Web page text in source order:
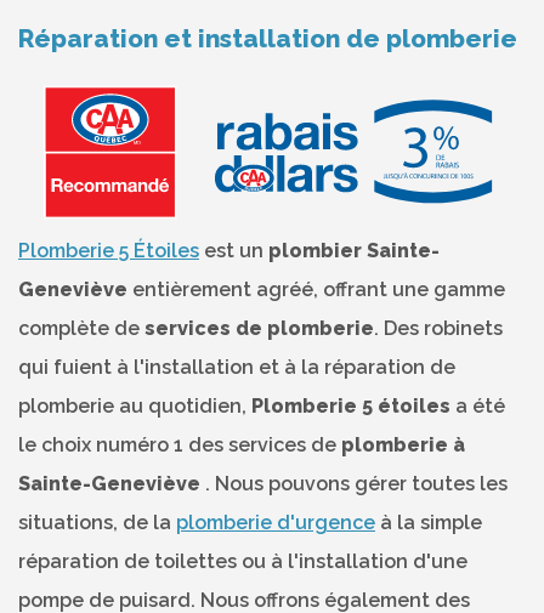
Réparation et installation de plomberie
Plomberie 5 Étoiles est un plombier Sainte-
Geneviève entièrement agréé, offrant une gamme
complète de services de plomberie. Des robinets
qui fuient à l'installation et à la réparation de
plomberie au quotidien, Plomberie 5 étoiles a été
le choix numéro 1 des services de plomberie à
Sainte-Geneviève . Nous pouvons gérer toutes les
situations, de la plomberie d'urgence à la simple
réparation de toilettes ou à l'installation d'une
pompe de puisard. Nous offrons également des